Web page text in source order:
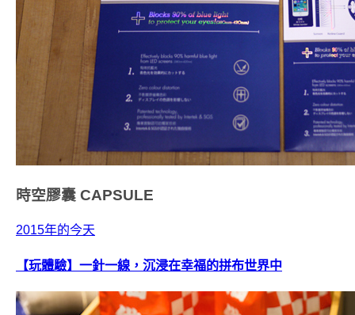
時空膠囊 CAPSULE
2015年的今天
【玩體驗】一針一線，沉浸在幸福的拼布世界中